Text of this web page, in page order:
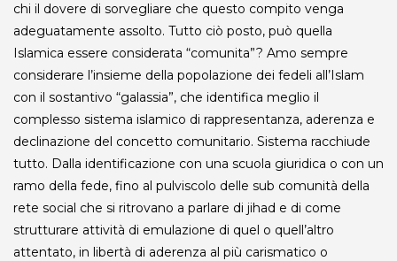
chi il dovere di sorvegliare che questo compito venga
adeguatamente assolto. Tutto ciò posto, può quella
Islamica essere considerata “comunita”? Amo sempre
considerare l’insieme della popolazione dei fedeli all’Islam
con il sostantivo “galassia”, che identifica meglio il
complesso sistema islamico di rappresentanza, aderenza e
declinazione del concetto comunitario. Sistema racchiude
tutto. Dalla identificazione con una scuola giuridica o con un
ramo della fede, fino al pulviscolo delle sub comunità della
rete social che si ritrovano a parlare di jihad e di come
strutturare attività di emulazione di quel o quell’altro
attentato, in libertà di aderenza al più carismatico o